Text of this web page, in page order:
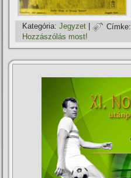
Kategória: Jegyzet | Címke:
Hozzászólás most!